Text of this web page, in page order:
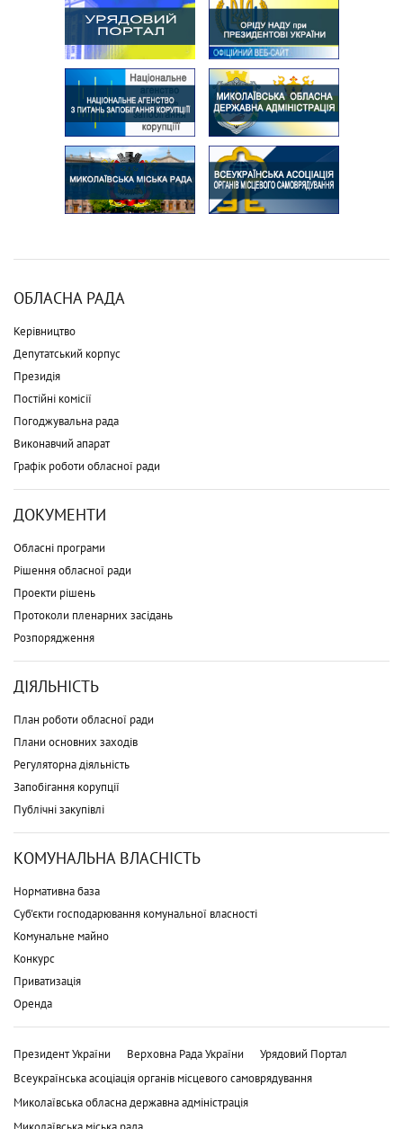
ОБЛАСНА РАДА
Керівництво
Депутатський корпус
Президія
Постійні комісії
Погоджувальна рада
Виконавчий апарат
Графік роботи обласної ради
ДОКУМЕНТИ
Обласні програми
Рішення обласної ради
Проекти рішень
Протоколи пленарних засідань
Розпорядження
ДІЯЛЬНІСТЬ
План роботи обласної ради
Плани основних заходів
Регуляторна діяльність
Запобігання корупції
Публічні закупівлі
КОМУНАЛЬНА ВЛАСНІСТЬ
Нормативна база
Суб'єкти господарювання комунальної власності
Комунальне майно
Конкурс
Приватизація
Оренда
Президент України Верховна Рада України
Урядовий Портал
Всеукраїнська асоціація органів місцевого самоврядування
Миколаївська обласна державна адміністрація